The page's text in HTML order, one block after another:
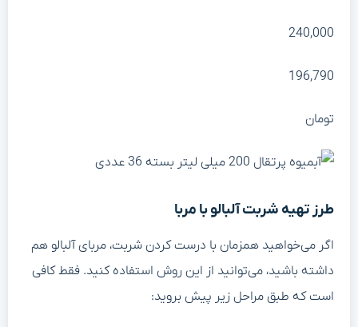
240,000
196,790
تومان
طرز تهیه شربت آلبالو با مربا
اگر می‌خواهید همزمان با درست کردن شربت، مربای آلبالو هم
داشته باشید، می‌توانید از این روش استفاده کنید. فقط کافی
است که طبق مراحل زیر پیش بروید: